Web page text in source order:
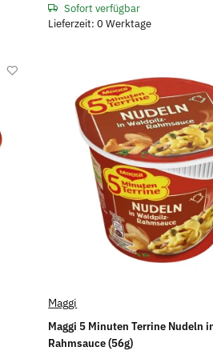
Sofort verfügbar
Lieferzeit: 0 Werktage
Maggi
Maggi 5 Minuten Terrine Nudeln
Rahmsauce (56g)